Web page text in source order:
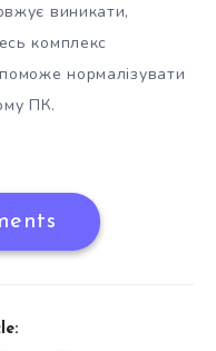
виникати,
комплекс
нормалізувати
ПК.